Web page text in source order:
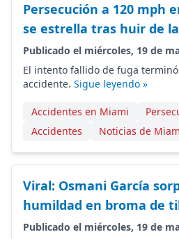
Persecución a 120 mph
se estrella tras huir de
Publicado el miércoles, 19 de
El intento fallido de fuga
accidente. Sigue leyendo »
Accidentes en Miami
Accidentes
Noticias de
Viral: Osmani García
humildad en broma de
Publicado el miércoles, 19 de